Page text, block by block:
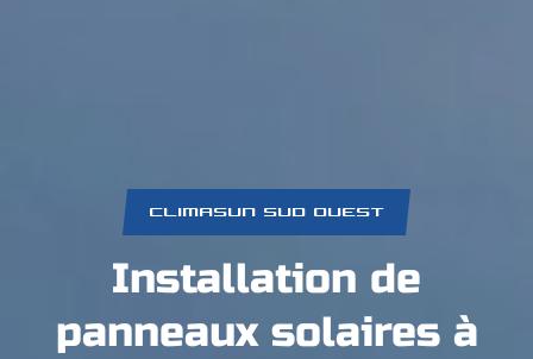
CLIMASUN SUD OUEST
Installation de
panneaux solaires à